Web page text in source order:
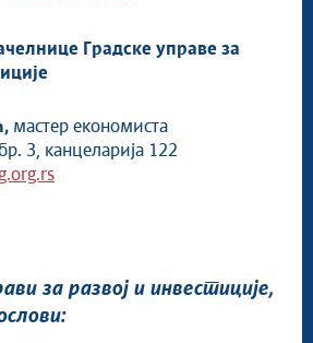
града
Крагујевца
ревизију
привредна друштва и установе
Градске управе за
мастер економиста
3, канцеларија 122
за развој и инвестиције,